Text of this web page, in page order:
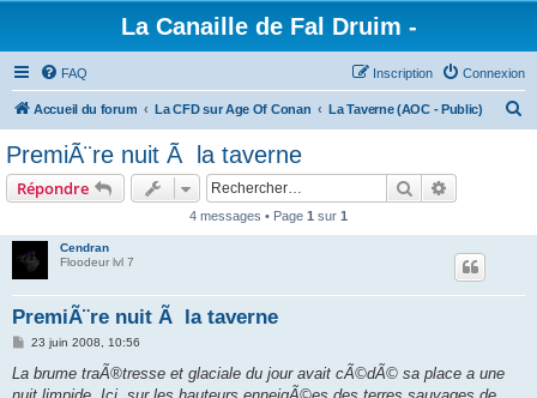
La Canaille de Fal Druim -
FAQ Connexion
Inscription
Accueil du forum La CFD sur Age Of Conan La Taverne (AOC - Public)
PremiÃ¨re nuit Ã la taverne
Répondre Rechercher
4 messages • Page 1 sur 1
Cendran
Floodeur lvl 7
PremiÃ¨re nuit Ã la taverne
M
s
23 juin 2008, 10:56
La brume traÃ®tresse et glaciale du jour avait cÃ©dÃ© sa place a une